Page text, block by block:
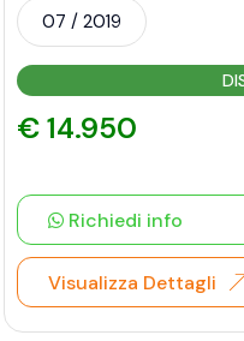
07 / 2019
€ 14.950
Richiedi info
Visualizza Dettagli